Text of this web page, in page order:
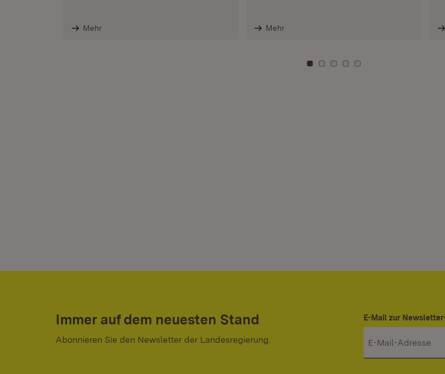
Mehr Mehr
Zu Kachel: 0
Zu Kachel: 3
Zu Kachel: 6
Zu Kachel: 9
Zu Kachel: 12
Immer auf dem neuesten Stand
Abonnieren Sie den Newsletter der Landesregierung.
E-Mail zur